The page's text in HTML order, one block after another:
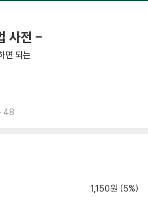
사전 -
면 되는
48
1,150원 (5%)